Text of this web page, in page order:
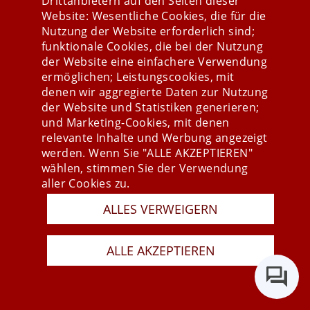
Bearbeitungsstatus zuordnen.
Fakturierung & Warenwirtschaft Edition 2023
Rechnungen über den Postverteiler?
Website: Wesentliche Cookies, die für die
Nutzung der Website erforderlich sind;
funktionale Cookies, die bei der Nutzung
der Website eine einfachere Verwendung
ermöglichen; Leistungscookies, mit
denen wir aggregierte Daten zur Nutzung
der Website und Statistiken generieren;
und Marketing-Cookies, mit denen
relevante Inhalte und Werbung angezeigt
werden. Wenn Sie "ALLE AKZEPTIEREN"
wählen, stimmen Sie der Verwendung
aller Cookies zu.
ALLES VERWEIGERN
ALLE AKZEPTIEREN